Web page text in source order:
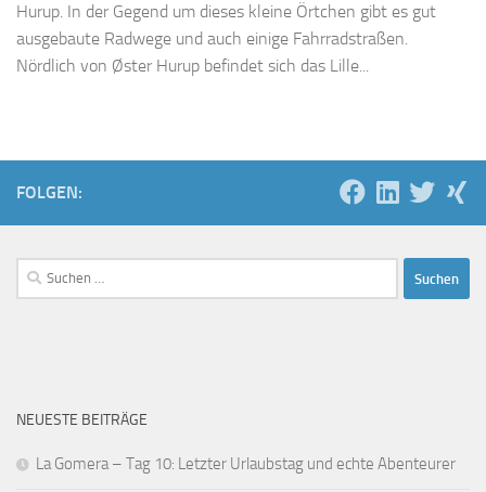
Hurup. In der Gegend um dieses kleine Örtchen gibt es gut
ausgebaute Radwege und auch einige Fahrradstraßen.
Nördlich von Øster Hurup befindet sich das Lille...
FOLGEN:
Suchen
nach:
NEUESTE BEITRÄGE
La Gomera – Tag 10: Letzter Urlaubstag und echte Abenteurer